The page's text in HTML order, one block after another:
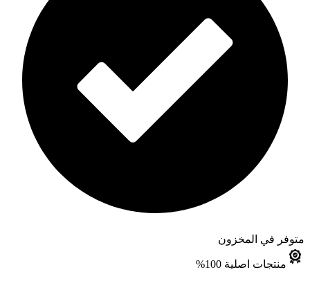
متوفر في المخزون
منتجات اصلية 100%